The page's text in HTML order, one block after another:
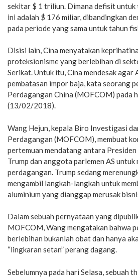
sekitar $ 1 triliun. Dimana defisit untuk
ini adalah $ 176 miliar, dibandingkan
pada periode yang sama untuk tahun
Disisi lain, Cina menyatakan
proteksionisme yang berlebihan di
Serikat. Untuk itu, Cina mendesak agar
pembatasan impor baja, kata seorang
Perdagangan China (MOFCOM) pada
(13/02/2018).
Wang Hejun, kepala Biro Investigasi
Perdagangan (MOFCOM), membuat
pertemuan mendatang antara
Trump dan anggota parlemen AS untuk
perdagangan. Trump sedang
mengambil langkah-langkah untuk
aluminium yang dianggap merusak
Dalam sebuah pernyataan yang
MOFCOM, Wang mengatakan bahwa
berlebihan bukanlah obat dan hanya
“lingkaran setan” perang dagang.
Sebelumnya pada hari Selasa, sebuah